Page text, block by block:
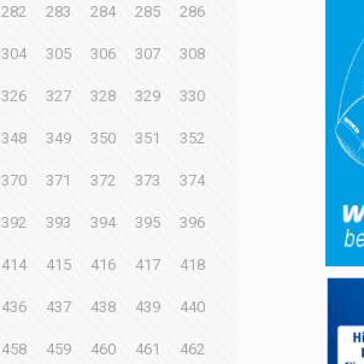
282 283 284 285 286
304 305 306 307 308
326 327 328 329 330
348 349 350 351 352
370 371 372 373 374
392 393 394 395 396
414 415 416 417 418
436 437 438 439 440
458 459 460 461 462